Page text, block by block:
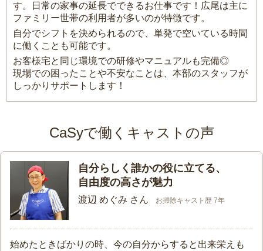
す。日常の家事の延長でできるお仕事です！広尾は主に
ファミリー世帯の利用者が多いのが特徴です。
自分でシフトを決められるので、単発で空いている時間
に働くことも可能です。
お客様宅と同じ環境での研修やマニュアルも完備◎
現場での困ったことや不安なことは、本部のスタッフが
しっかりサポートします！
CaSyで働くキャストの声
自分らしく誰かの役に立てる、
自由度の高さが魅力
渡辺 めぐみ さん お掃除キャスト歴 7年
始めたときばかりの時、今の自分からすると出来栄えも